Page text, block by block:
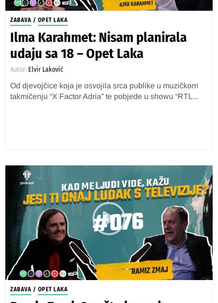
ZABAVA / OPET LAKA
Ilma Karahmet: Nisam planirala
udaju sa 18 – Opet Laka
Autor: Elvir Laković
Od djevojčice koja je osvojila srca publike u muzičkom
takmičenju “X Factor Adria” te pobjede u showu “RTL...
ZABAVA / OPET LAKA